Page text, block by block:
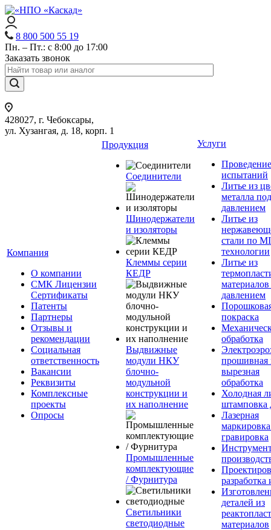
8 800 500 55 19
Пн. – Пт.: с 8:00 до 17:00
Заказать звонок
428027, г. Чебоксары,
ул. Хузангая, д. 18, корп. 1
Компания
О компании
СМК Лицензии
Сертификаты
Патенты
Партнеры
Отзывы и
рекомендации
Социальная
ответственность
Вакансии
Реквизиты
Комплексные
проекты
Опросы
Продукция
Соединители
Шинодержатели
и изоляторы
Клеммы серии
КЕДР
Выдвижные
модули НКУ
блочно-
модульной
конструкции и
их наполнение
Промышленные
комплектующие
/ Фурнитура
Светильники
светодиодные
Услуги
Проведение
испытаний
Литье из
металла под
давлением
Литье из
стали по
технологии
Литье из
давлением
покраска
обработка
прошивная
вырезная
обработка
Холодная
штамповка
Лазерная
гравировка
разработка
деталей из
материалов